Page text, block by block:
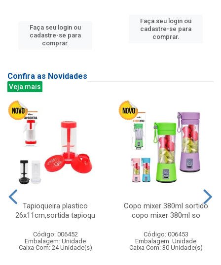
Faça seu login ou
cadastre-se para
comprar.
Faça seu login ou
cadastre-se para
comprar.
Confira as Novidades
Veja mais
Tapioqueira plastico
26x11cm,sortida tapioqu
Código: 006452
Embalagem: Unidade
Caixa Com: 24 Unidade(s)
Copo mixer 380ml sortido
copo mixer 380ml so
Código: 006453
Embalagem: Unidade
Caixa Com: 30 Unidade(s)